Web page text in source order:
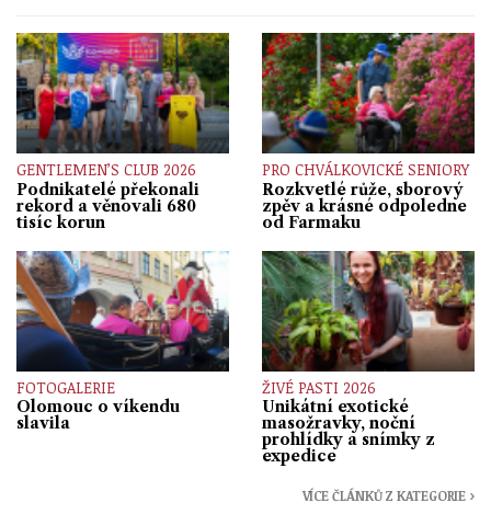
GENTLEMEN’S CLUB 2026
Podnikatelé překonali
rekord a věnovali 680
tisíc korun
PRO CHVÁLKOVICKÉ SENIORY
Rozkvetlé růže, sborový
zpěv a krásné odpoledne
od Farmaku
FOTOGALERIE
Olomouc o víkendu
slavila
ŽIVÉ PASTI 2026
Unikátní exotické
masožravky, noční
prohlídky a snímky z
expedice
VÍCE ČLÁNKŮ Z KATEGORIE ›